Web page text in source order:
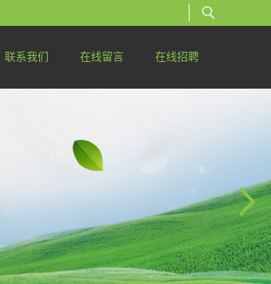
联系我们 在线留言 在线招聘